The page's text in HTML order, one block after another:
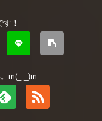
！
m(_ _)m